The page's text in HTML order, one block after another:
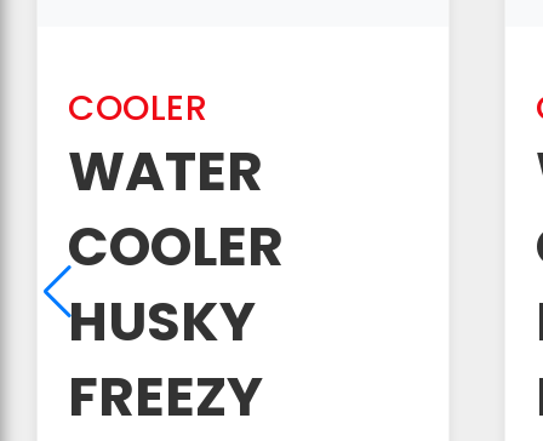
COOLER
WATER
COOLER
HUSKY
FREEZY